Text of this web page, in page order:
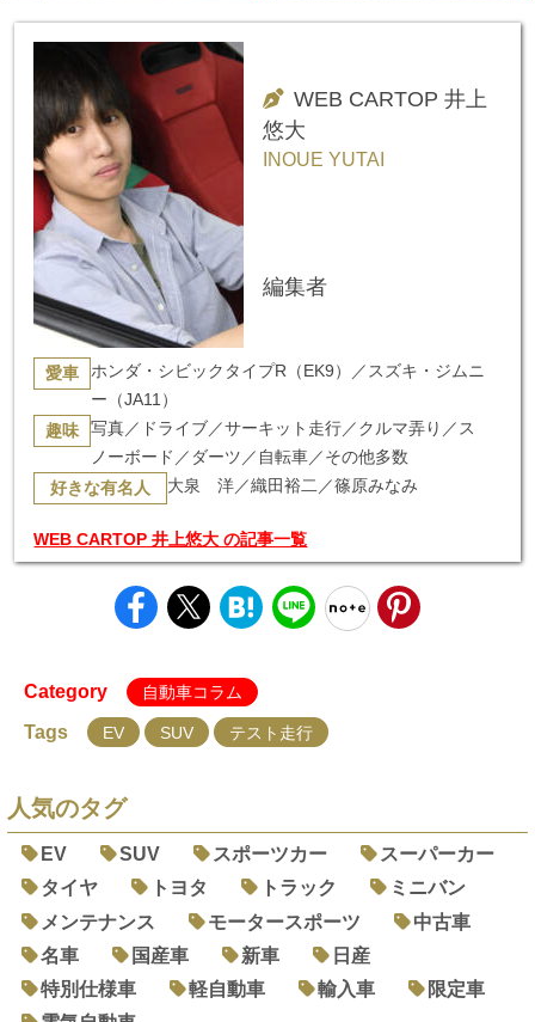
WEB CARTOP 井上
悠大
INOUE YUTAI
編集者
愛車
ホンダ・シビックタイプR（EK9）／スズキ・ジムニ
ー（JA11）
趣味
写真／ドライブ／サーキット走行／クルマ弄り／ス
ノーボード／ダーツ／自転車／その他多数
好きな有名人 大泉 洋／織田裕二／篠原みなみ
WEB CARTOP 井上悠大 の記事一覧
Category 自動車コラム
Tags EV SUV テスト走行
人気のタグ
EV SUV スポーツカー
スーパーカー
タイヤ
トヨタ トラック
ミニバン
メンテナンス
モータースポーツ
中古車
名車
国産車 新車
日産
特別仕様車
軽自動車 輸入車
限定車